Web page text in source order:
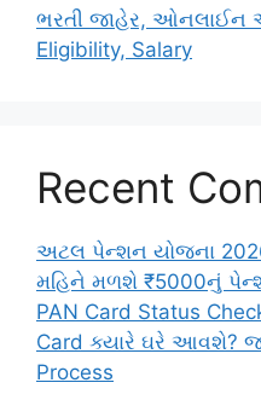
ભરતી જાહેર, ઓનલાઈન
Eligibility, Salary
Recent
અટલ પેન્શન યોજના
મહિને મળશે ₹5000નું
PAN Card Status
Card ક્યારે ઘરે આવશે?
Process